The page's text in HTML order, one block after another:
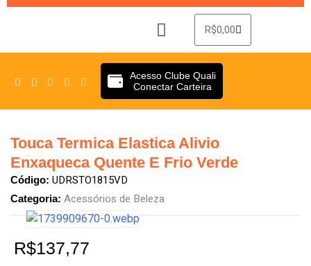
R$0,00
Acesso Clube Quali
Conectar Carteira
Touca Termica Elastica Alivio
Enxaqueca Quente E Frio Verde
Código: UDRSTO1815VD
Categoria: Acessórios de Beleza
R$137,77